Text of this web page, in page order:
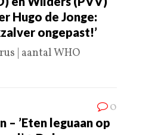
Hugo de Jonge:
ongepast!’
| aantal WHO
0
– ’Eten leguaan op